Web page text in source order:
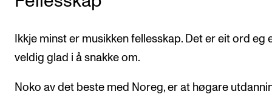
Ikkje minst er musikken fellesskap. Det er eit ord eg
veldig glad i å snakke om.
Noko av det beste med Noreg, er at høgare